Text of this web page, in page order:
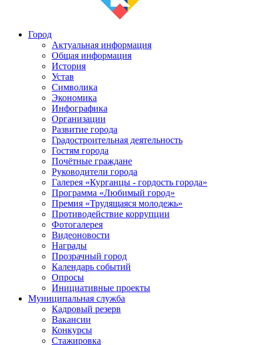
Город
Актуальная информация
Общая информация
История
Устав
Символика
Экономика
Инфографика
Организации
Развитие города
Градостроительная деятельность
Гостям города
Почётные граждане
Руководители города
Галерея «Курганцы - гордость города»
Программа «Любимый город»
Премия «Трудящаяся молодежь»
Противодействие коррупции
Фотогалерея
Видеоновости
Награды
Прозрачный город
Календарь событий
Опросы
Инициативные проекты
Муниципальная служба
Кадровый резерв
Вакансии
Конкурсы
Стажировка